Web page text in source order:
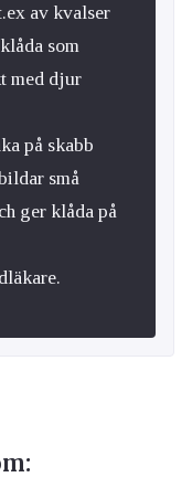
av kvalser
som
med djur
på skabb
små
ger klåda på